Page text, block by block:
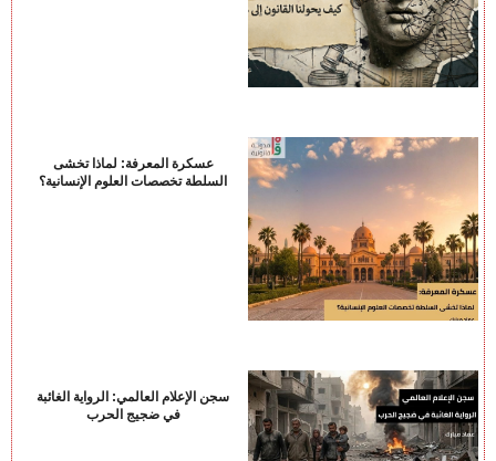
عسكرة المعرفة: لماذا تخشى
السلطة تخصصات العلوم الإنسانية؟
سجن الإعلام العالمي: الرواية الغائبة
في ضجيج الحرب